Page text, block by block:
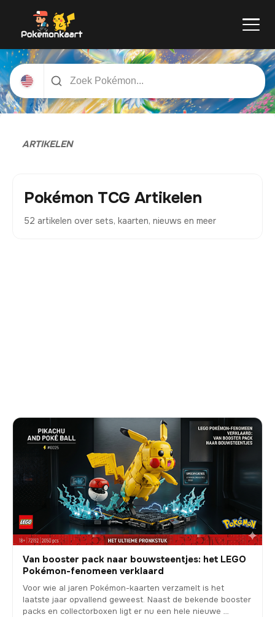
ARTIKELEN
Pokémon TCG Artikelen
52 artikelen over sets, kaarten, nieuws en meer
Van booster pack naar bouwsteentjes: het LEGO
Pokémon-fenomeen verklaard
Voor wie al jaren Pokémon-kaarten verzamelt is het
laatste jaar opvallend geweest. Naast de bekende booster
packs en collectorboxen ligt er nu een hele nieuwe …